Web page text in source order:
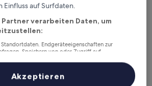
mit Preisen für Mitglieder
für diese Daten
Einfluss auf Surfdaten.
verarbeiten Daten, um
Endgeräteeigenschaften zur
Speichern von oder Zugriff auf
und der Performance von Inhalten,
sowie Entwicklung und Verbesserung von
Akzeptieren